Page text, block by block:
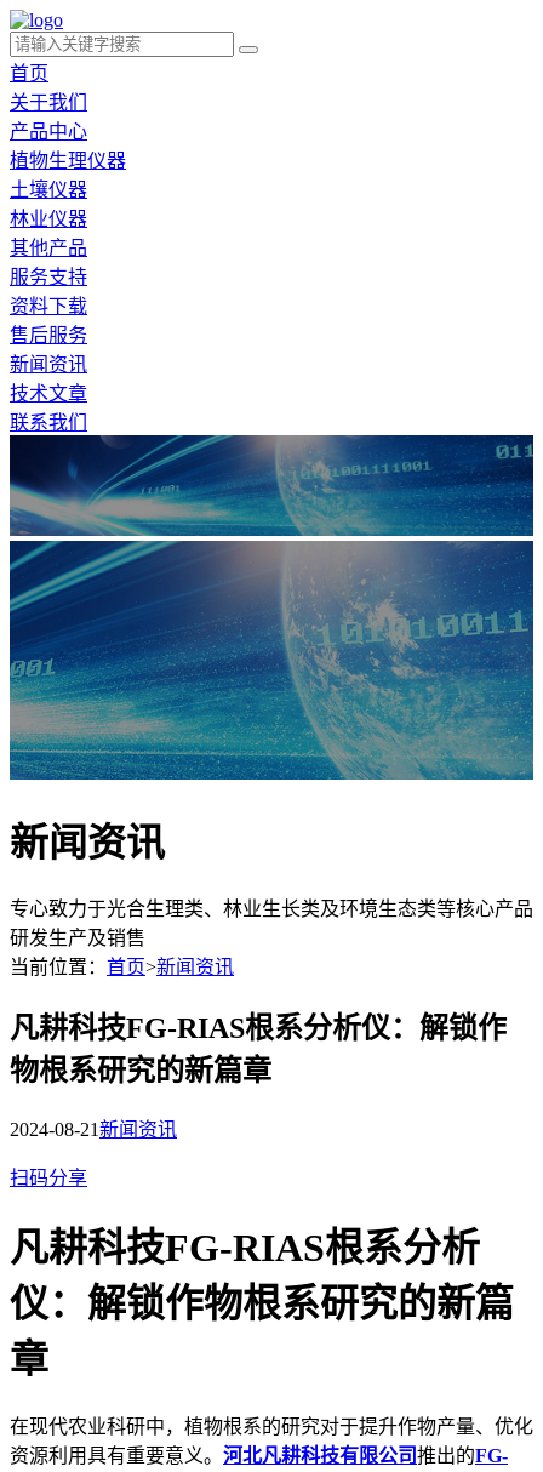
首页
关于我们
产品中心
植物生理仪器
土壤仪器
林业仪器
其他产品
服务支持
资料下载
售后服务
新闻资讯
技术文章
联系我们
新闻资讯
专心致力于光合生理类、林业生长类及环境生态类等核心产品
研发生产及销售
当前位置： 首页>新闻资讯
凡耕科技FG-RIAS根系分析仪：解锁作
物根系研究的新篇章
2024-08-21新闻资讯
扫码分享
凡耕科技FG-RIAS根系分析
仪：解锁作物根系研究的新篇
章
在现代农业科研中，植物根系的研究对于提升作物产量、优化
资源利用具有重要意义。 河北凡耕科技有限公司推出的FG-